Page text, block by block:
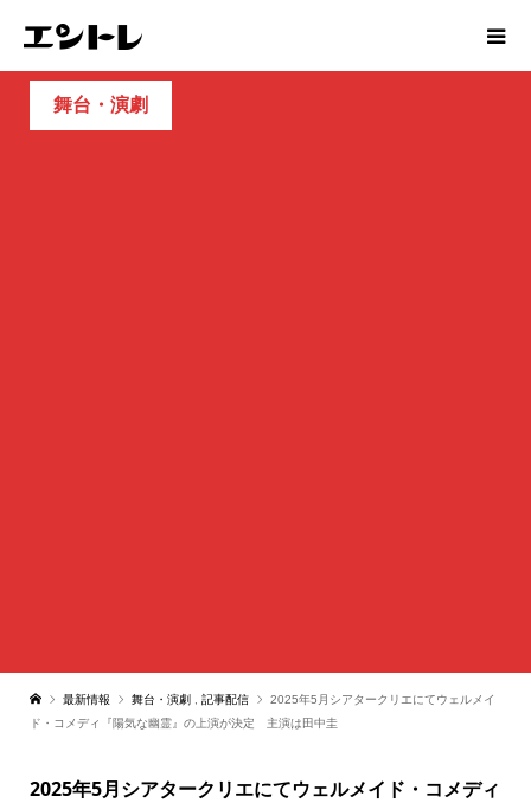
舞台・演劇
最新情報 舞台・演劇 記事配信
2025年5月シアタークリエにてウェルメイ
ド・コメディ『陽気な幽霊』の上演が決定 主演は田中圭
2025年5月シアタークリエにてウェルメイド・コメディ